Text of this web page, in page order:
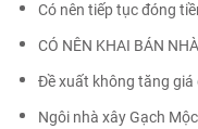
Có nên tiếp tục đóng
CÓ NÊN KHAI BÁN
Đề xuất không tăng giá
Ngôi nhà xây Gạch